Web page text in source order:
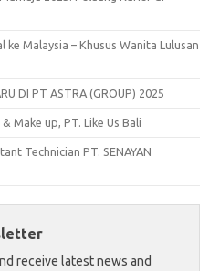
Malaysia – Khusus Wanita Lulusan
DI PT ASTRA (GROUP) 2025
Make up, PT. Like Us Bali
Technician PT. SENAYAN
receive latest news and